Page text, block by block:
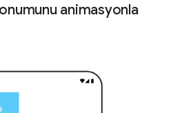
animasyonla